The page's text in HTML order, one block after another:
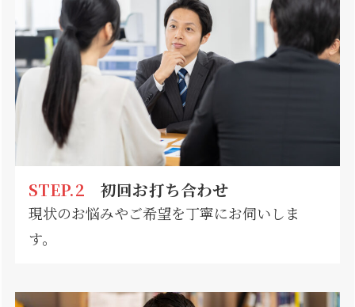
STEP.2 初回お打ち合わせ
現状のお悩みやご希望を丁寧にお伺いしま
す。